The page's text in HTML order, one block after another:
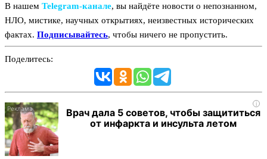
В нашем Telegram‑канале, вы найдёте новости о непознанном,
НЛО, мистике, научных открытиях, неизвестных исторических
фактах. Подписывайтесь, чтобы ничего не пропустить.
Поделитесь:
i
Врач дала 5 советов, чтобы защититься
от инфаркта и инсульта летом